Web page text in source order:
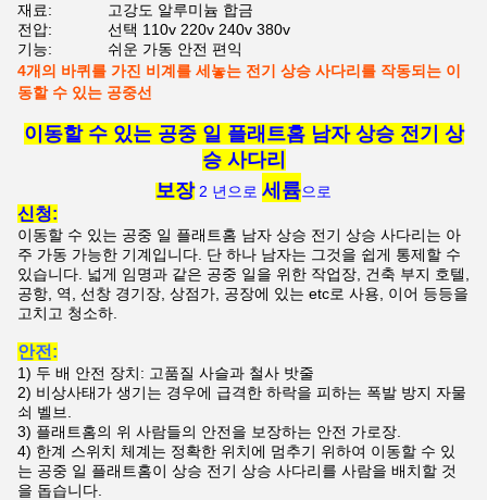
재료:
고강도 알루미늄 합금
전압:
선택 110v 220v 240v 380v
기능:
쉬운 가동 안전 편익
4개의 바퀴를 가진 비계를 세놓는 전기 상승 사다리를 작동되는 이
동할 수 있는 공중선
이동할 수 있는 공중 일 플래트홈 남자 상승 전기 상
승 사다리
보장2 년으로 세륨으로
신청:
이동할 수 있는 공중 일 플래트홈 남자 상승 전기 상승 사다리는 아
주 가동 가능한 기계입니다. 단 하나 남자는 그것을 쉽게 통제할 수
있습니다. 넓게 임명과 같은 공중 일을 위한 작업장, 건축 부지 호텔,
공항, 역, 선창 경기장 , 상점가, 공장에 있는 etc로 사용 이어 등등을
고치고 청소하.
안전:
1) 두 배 안전 장치: 고품질 사슬과 철사 밧줄
2) 비상사태가 생기는 경우에 급격한 하락을 피하는 폭발 방지 자물
쇠 벨브.
3) 플래트홈의 위 사람들의 안전을 보장하는 안전 가로장.
4) 한계 스위치 체계는 정확한 위치에 멈추기 위하여 이동할 수 있
는 공중 일 플래트홈이 상승 전기 상승 사다리를 사람을 배치할 것
을 돕습니다.